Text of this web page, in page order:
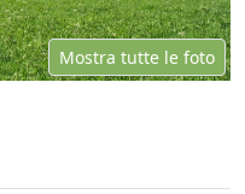
Mostra tutte le foto